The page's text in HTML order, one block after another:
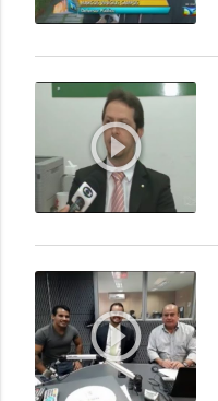
play_circle_outline
play_circle_outline